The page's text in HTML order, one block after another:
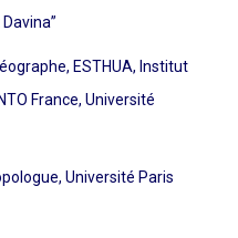
ESTHUA, Institut
France, Université
Université Paris